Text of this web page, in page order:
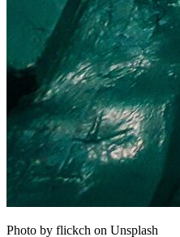
Photo by flickch on Unsplash